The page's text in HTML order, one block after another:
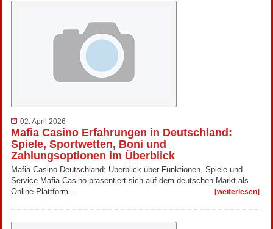
02. April 2026
Mafia Casino Erfahrungen in Deutschland:
Spiele, Sportwetten, Boni und
Zahlungsoptionen im Überblick
Mafia Casino Deutschland: Überblick über Funktionen, Spiele und
Service Mafia Casino präsentiert sich auf dem deutschen Markt als
Online-Plattform…
[weiterlesen]